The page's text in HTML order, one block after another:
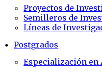
Proyectos de
Semilleros de
Líneas de
Postgrados
Especialización